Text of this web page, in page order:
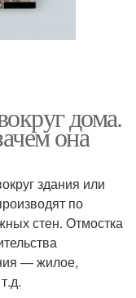
дома.
она
здания или
по
стен. Отмостка
— жилое,